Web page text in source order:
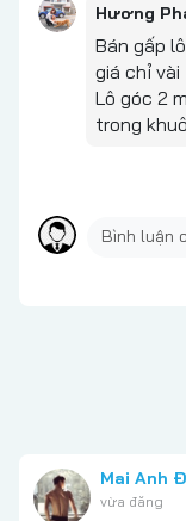
Hương
Bán gấp
giá chỉ
Lô góc 2
trong
Mai Anh
vừa đăng